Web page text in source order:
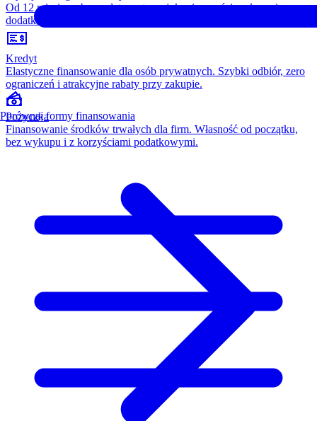
Od 12 miesięcy, bez opłaty wstępnej, konieczności wykupu i
dodatkowych kosztów. Wszystko w cenie raty.
Kredyt
Elastyczne finansowanie dla osób prywatnych. Szybki odbiór, zero
ograniczeń i atrakcyjne rabaty przy zakupie.
Pożyczka
Finansowanie środków trwałych dla firm. Własność od początku,
bez wykupu i z korzyściami podatkowymi.
Porównaj formy finansowania